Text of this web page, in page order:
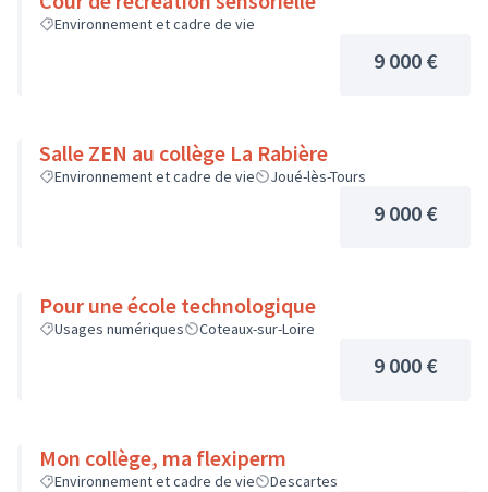
Environnement et cadre de vie
9 000 €
Salle ZEN au collège La Rabière
Environnement et cadre de vie Joué-lès-Tours
9 000 €
Pour une école technologique
Usages numériques Coteaux-sur-Loire
9 000 €
Mon collège, ma flexiperm
Environnement et cadre de vie Descartes